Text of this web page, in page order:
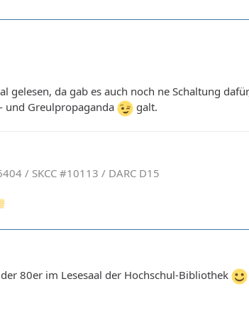
gelesen, da gab es auch noch ne Schaltung
und Greulpropaganda
galt.
/ SKCC #10113 / DARC D15
80er im Lesesaal der Hochschul-Bibliothek